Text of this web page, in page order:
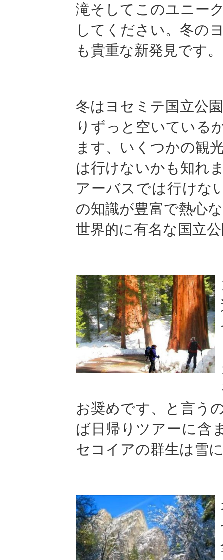
滝そしてこのユニー
してください。冬の
も貴重な新発見です。
冬はヨセミテ国立公
りずっと空いている
ます、いくつかの観
は行けないかも知れ
アーバスでは行けな
の知識が豊富で熱心
世界的に有名な国立
お奨めです、と言う
ば日帰りツアーに含
セコイアの群生は雪